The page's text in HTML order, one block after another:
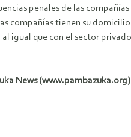
penales de las
compañías tienen su
igual que con el sector
News